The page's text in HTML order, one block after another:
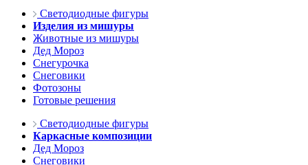
Светодиодные фигуры
Изделия из мишуры
Животные из мишуры
Дед Мороз
Снегурочка
Снеговики
Фотозоны
Готовые решения
Светодиодные фигуры
Каркасные композиции
Дед Мороз
Снеговики